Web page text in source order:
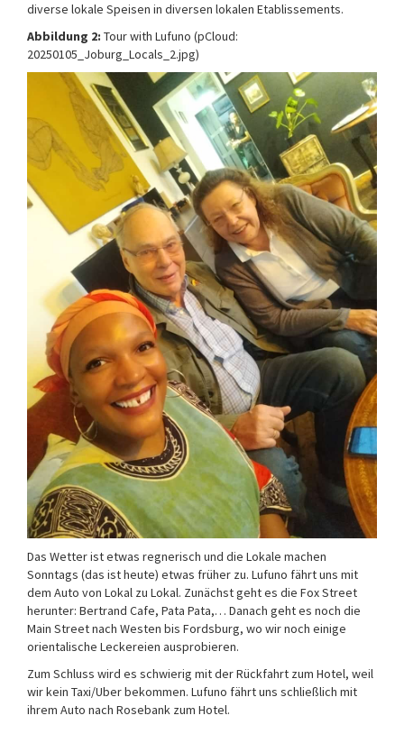
diverse lokale Speisen in diversen lokalen Etablissements.
Abbildung 2: Tour with Lufuno (pCloud:
20250105_Joburg_Locals_2.jpg)
Das Wetter ist etwas regnerisch und die Lokale machen
Sonntags (das ist heute) etwas früher zu. Lufuno fährt uns mit
dem Auto von Lokal zu Lokal. Zunächst geht es die Fox Street
herunter: Bertrand Cafe, Pata Pata,… Danach geht es noch die
Main Street nach Westen bis Fordsburg, wo wir noch einige
orientalische Leckereien ausprobieren.
Zum Schluss wird es schwierig mit der Rückfahrt zum Hotel, weil
wir kein Taxi/Uber bekommen. Lufuno fährt uns schließlich mit
ihrem Auto nach Rosebank zum Hotel.